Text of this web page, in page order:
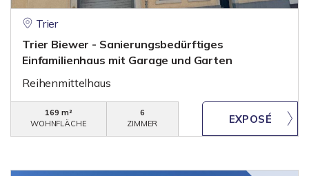
Trier
Trier Biewer - Sanierungsbedürftiges
Einfamilienhaus mit Garage und Garten
Reihenmittelhaus
169 m²
WOHNFLÄCHE
6
ZIMMER